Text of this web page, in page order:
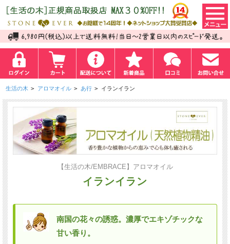
生活の木 > アロマオイル > あ行 > イランイラン
【生活の木/EMBRACE】アロマオイル
イランイラン
南国の花々の誘惑。濃厚でエキゾチックな
甘い香り。